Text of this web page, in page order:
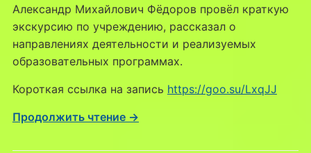
Александр Михайлович Фёдоров провёл краткую
экскурсию по учреждению, рассказал о
направлениях деятельности и реализуемых
образовательных программах.
Короткая ссылка на запись https://goo.su/LxqJJ
Продолжить чтение →